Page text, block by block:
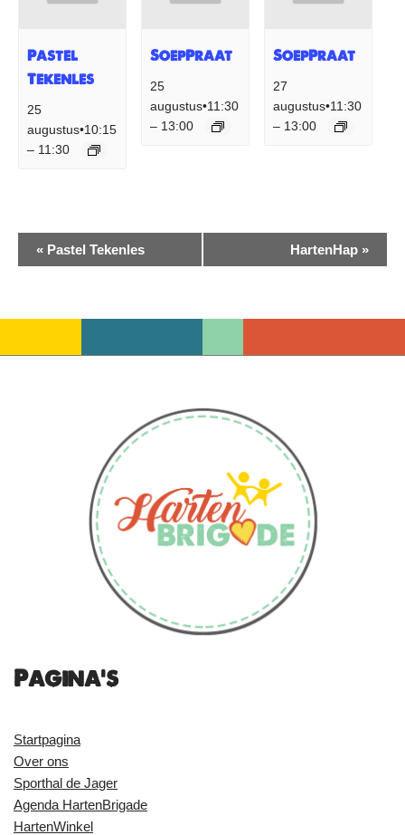
Pastel
Tekenles
25
augustus•10:15
– 11:30
SoepPraat
25
augustus•11:30
– 13:00
SoepPraat
27
augustus•11:30
– 13:00
Evenement
« Pastel Tekenles HartenHap »
Pagina's
Startpagina
Over ons
Sporthal de Jager
Agenda HartenBrigade
HartenWinkel